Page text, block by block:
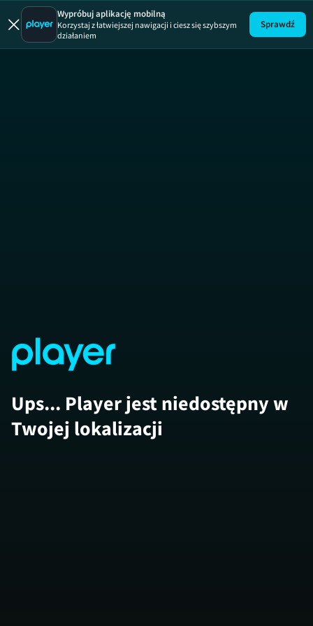
Wypróbuj aplikację mobilną
Korzystaj z łatwiejszej nawigacji i ciesz się szybszym
działaniem
Sprawdź
Ups... Player jest niedostępny w
Twojej lokalizacji